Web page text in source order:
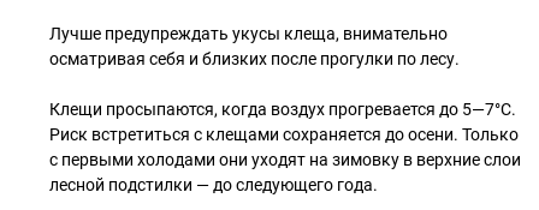
Лучше предупреждать укусы клеща, внимательно
осматривая себя и близких после прогулки по лесу.
Клещи просыпаются, когда воздух прогревается до 5—7°С.
Риск встретиться с клещами сохраняется до осени. Только
с первыми холодами они уходят на зимовку в верхние слои
лесной подстилки — до следующего года.